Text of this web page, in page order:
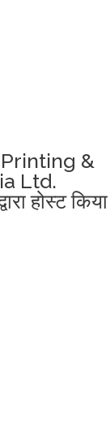
&
Ltd.
होस्ट किया